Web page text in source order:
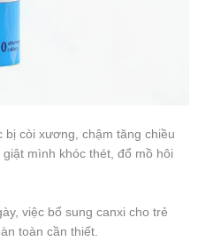
bị còi xương, chậm tăng chiều
mình khóc thét, đổ mồ hôi
việc bổ sung canxi cho trẻ
toàn cần thiết.